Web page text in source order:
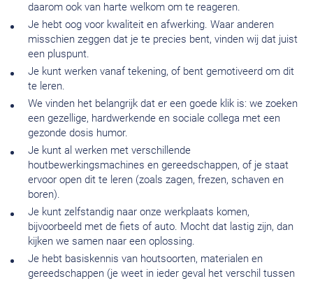
daarom ook van harte welkom om te reageren.
Je hebt oog voor kwaliteit en afwerking. Waar anderen
misschien zeggen dat je te precies bent, vinden wij dat juist
een pluspunt.
Je kunt werken vanaf tekening, of bent gemotiveerd om dit
te leren.
We vinden het belangrijk dat er een goede klik is: we zoeken
een gezellige, hardwerkende en sociale collega met een
gezonde dosis humor.
Je kunt al werken met verschillende
houtbewerkingsmachines en gereedschappen, of je staat
ervoor open dit te leren (zoals zagen, frezen, schaven en
boren).
Je kunt zelfstandig naar onze werkplaats komen,
bijvoorbeeld met de fiets of auto. Mocht dat lastig zijn, dan
kijken we samen naar een oplossing.
Je hebt basiskennis van houtsoorten, materialen en
gereedschappen (je weet in ieder geval het verschil tussen